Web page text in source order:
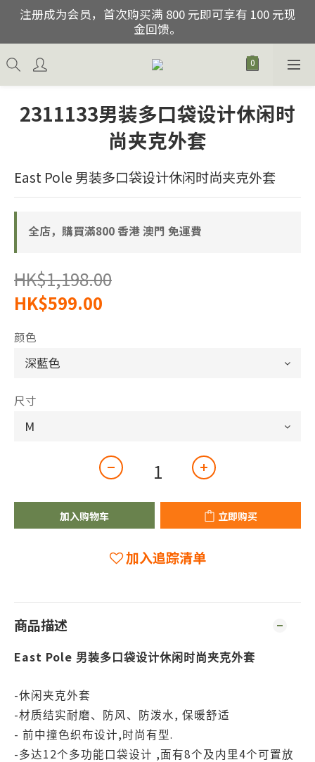
注册成为会员，首次购买满 800 元即可享有 100 元现
金回馈。
注册成为会员，首次购买满 800 元即可享有 100 元现
金回馈。
购买货品折扣后满800免香港, 澳门运费
父亲节优惠, 01/06/2026-30/06/2026期间购买任何2件
货品,即可获得额外15%优惠, 除促销货品.
注册成为会员，首次购买满 800 元即可享有 100 元现
2311133男装多口袋设计休闲时
尚夹克外套
East Pole 男装多口袋设计休闲时尚夹克外套
全店，購買滿800 香港 澳門 免運費
HK$1,198.00
HK$599.00
颜色
尺寸
加入购物车 立即购买
加入追踪清单
商品描述
East Pole 男装多口袋设计休闲时尚夹克外套
-休闲夹克外套
-材质结实耐磨、防风、防泼水, 保暖舒适
- 前中撞色织布设计, 时尚有型.
-多达12个多功能口袋设计 ,面有8个及内里4个可置放